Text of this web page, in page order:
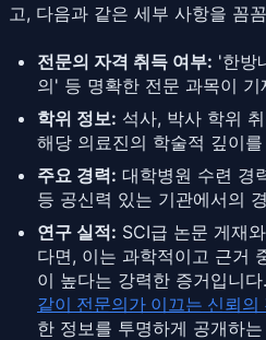
고, 다음과 같은 세부 사항을 꼼
전문의 자격 취득 여부: '한방
의' 등 명확한 전문 과목이
학위 정보: 석사, 박사 학위
해당 의료진의 학술적 깊이
주요 경력: 대학병원 수련 경
등 공신력 있는 기관에서의
연구 실적: SCI급 논문 게재
다면, 이는 과학적이고 근거
이 높다는 강력한 증거입니
같이 전문의가 이끄는 신뢰의
한 정보를 투명하게 공개하